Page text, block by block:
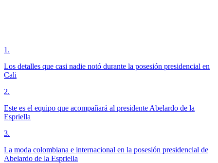
1 .
Los detalles que casi nadie notó durante la posesión presidencial en
Cali
2.
Este es el equipo que acompañará al presidente Abelardo de la
Espriella
3.
La moda colombiana e internacional en la posesión presidencial de
Abelardo de la Espriella